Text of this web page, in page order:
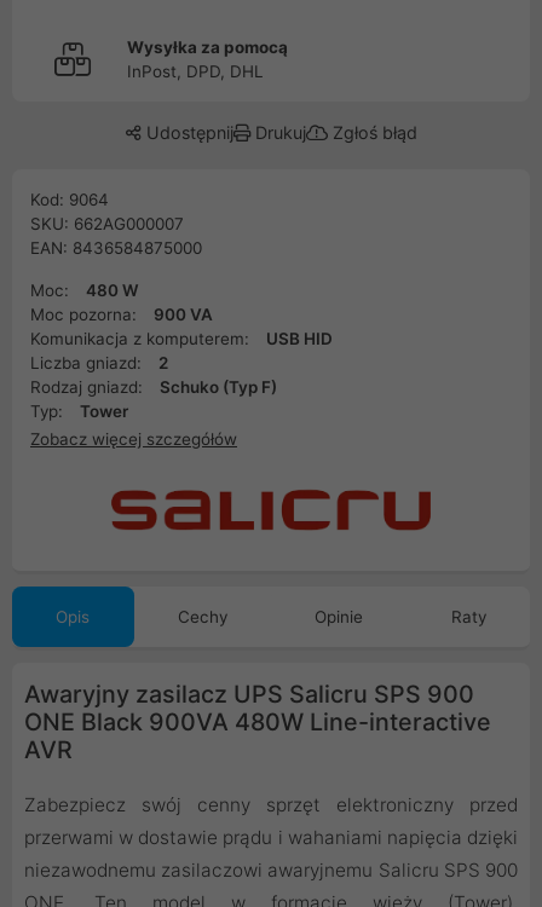
Wysyłka za pomocą
InPost, DPD, DHL
Udostępnij Drukuj Zgłoś błąd
Kod: 9064
SKU: 662AG000007
EAN: 8436584875000
Moc:
480 W
Moc pozorna:
900 VA
Komunikacja z komputerem:
USB HID
Liczba gniazd:
2
Rodzaj gniazd:
Schuko (Typ F)
Typ:
Tower
Zobacz więcej szczegółów
Opis Cechy Opinie Raty
Awaryjny zasilacz UPS Salicru SPS 900
ONE Black 900VA 480W Line-interactive
AVR
Zabezpiecz swój cenny sprzęt elektroniczny przed
przerwami w dostawie prądu i wahaniami napięcia dzięki
niezawodnemu zasilaczowi awaryjnemu Salicru SPS 900